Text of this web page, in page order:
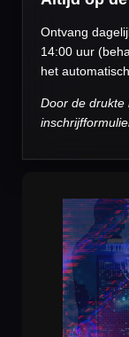
Ontvang
14:00 uur
het
Door de drukte